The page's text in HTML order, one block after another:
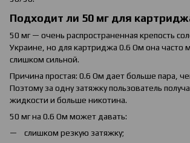
Подходит ли 50 мг для
50 мг — очень распространенная крепость
Украине, но для картриджа 0.6 Ом она часто
слишком сильной.
Причина простая: 0.6 Ом дает больше пара,
Поэтому за одну затяжку пользователь
жидкости и больше никотина.
50 мг на 0.6 Ом может давать:
слишком резкую затяжку;